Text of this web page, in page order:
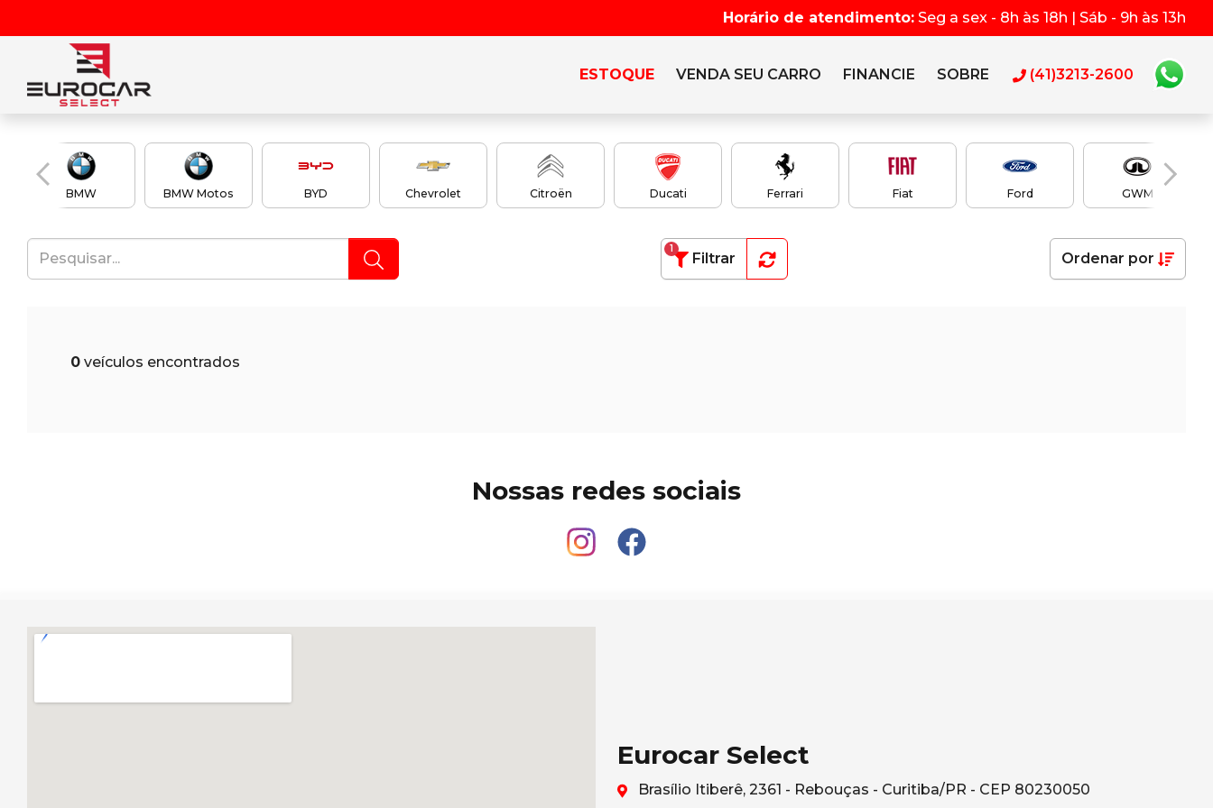
Horário de atendimento: Seg a sex - 8h às 18h | Sáb - 9h às 13h
ESTOQUE VENDA SEU CARRO FINANCIE SOBRE (41)3213-2600
BMW BMW Motos BYD Chevrolet Citroën Ducati Ferrari Fiat Ford GWM
Filtrar
1
Ordenar por
0 veículos encontrados
Nossas redes sociais
Eurocar Select
Brasílio Itiberê, 2361 - Rebouças - Curitiba/PR - CEP 80230050